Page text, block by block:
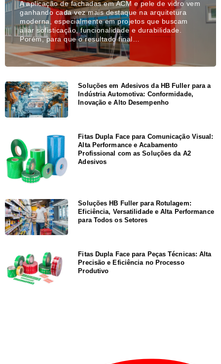
A aplicação de fachadas em ACM e pele de vidro vem
ganhando cada vez mais destaque na arquitetura
moderna, especialmente em projetos que buscam
aliar sofisticação, funcionalidade e durabilidade.
Porém, para que o resultado final…
Soluções em Adesivos da HB Fuller para a
Indústria Automotiva: Conformidade,
Inovação e Alto Desempenho
Fitas Dupla Face para Comunicação Visual:
Alta Performance e Acabamento
Profissional com as Soluções da A2
Adesivos
Soluções HB Fuller para Rotulagem:
Eficiência, Versatilidade e Alta Performance
para Todos os Setores
Fitas Dupla Face para Peças Técnicas: Alta
Precisão e Eficiência no Processo
Produtivo